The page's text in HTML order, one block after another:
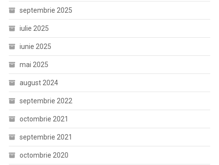
septembrie 2025
iulie 2025
iunie 2025
mai 2025
august 2024
septembrie 2022
octombrie 2021
septembrie 2021
octombrie 2020